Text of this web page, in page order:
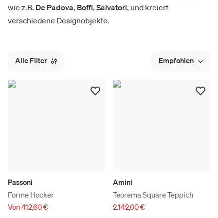
wie z.B. De Padova, Boffi, Salvatori, und kreiert
verschiedene Designobjekte.
Alle Filter Empfohlen
Passoni
Forme Hocker
Von 412,60 €
Amini
Teorema Square Teppich
2.142,00 €